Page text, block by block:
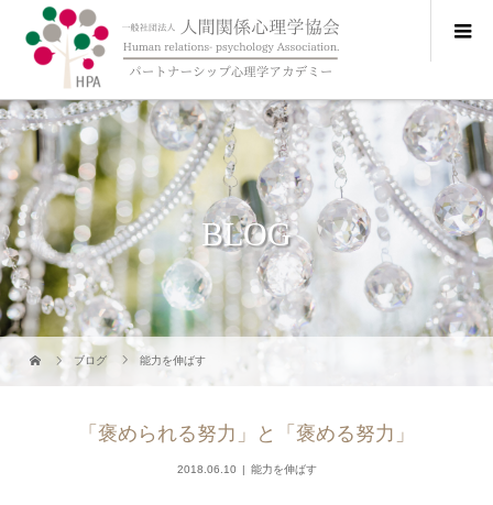
BLOG
ブログ 能力を伸ばす
「褒められる努力」と「褒める努力」
2018.06.10 能力を伸ばす